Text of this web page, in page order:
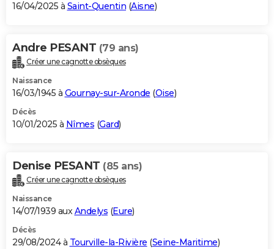
16/04/2025 à Saint-Quentin (Aisne)
Andre PESANT (79 ans)
Créer une cagnotte obsèques
Naissance
16/03/1945 à Gournay-sur-Aronde (Oise)
Décès
10/01/2025 à Nîmes (Gard)
Denise PESANT (85 ans)
Créer une cagnotte obsèques
Naissance
14/07/1939 auxAndelys (Eure)
Décès
29/08/2024 à Tourville-la-Rivière (Seine-Maritime)